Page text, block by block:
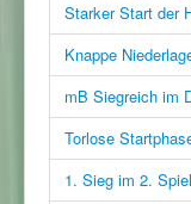
Starker Start der
Knappe
mB Siegreich im
Torlose
1. Sieg im 2.